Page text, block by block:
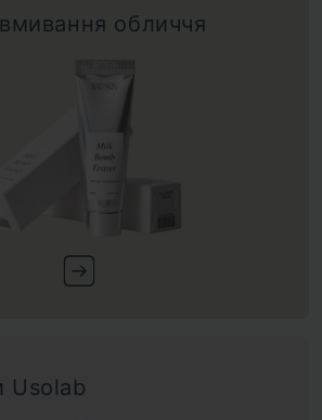
обличчя
Usolab